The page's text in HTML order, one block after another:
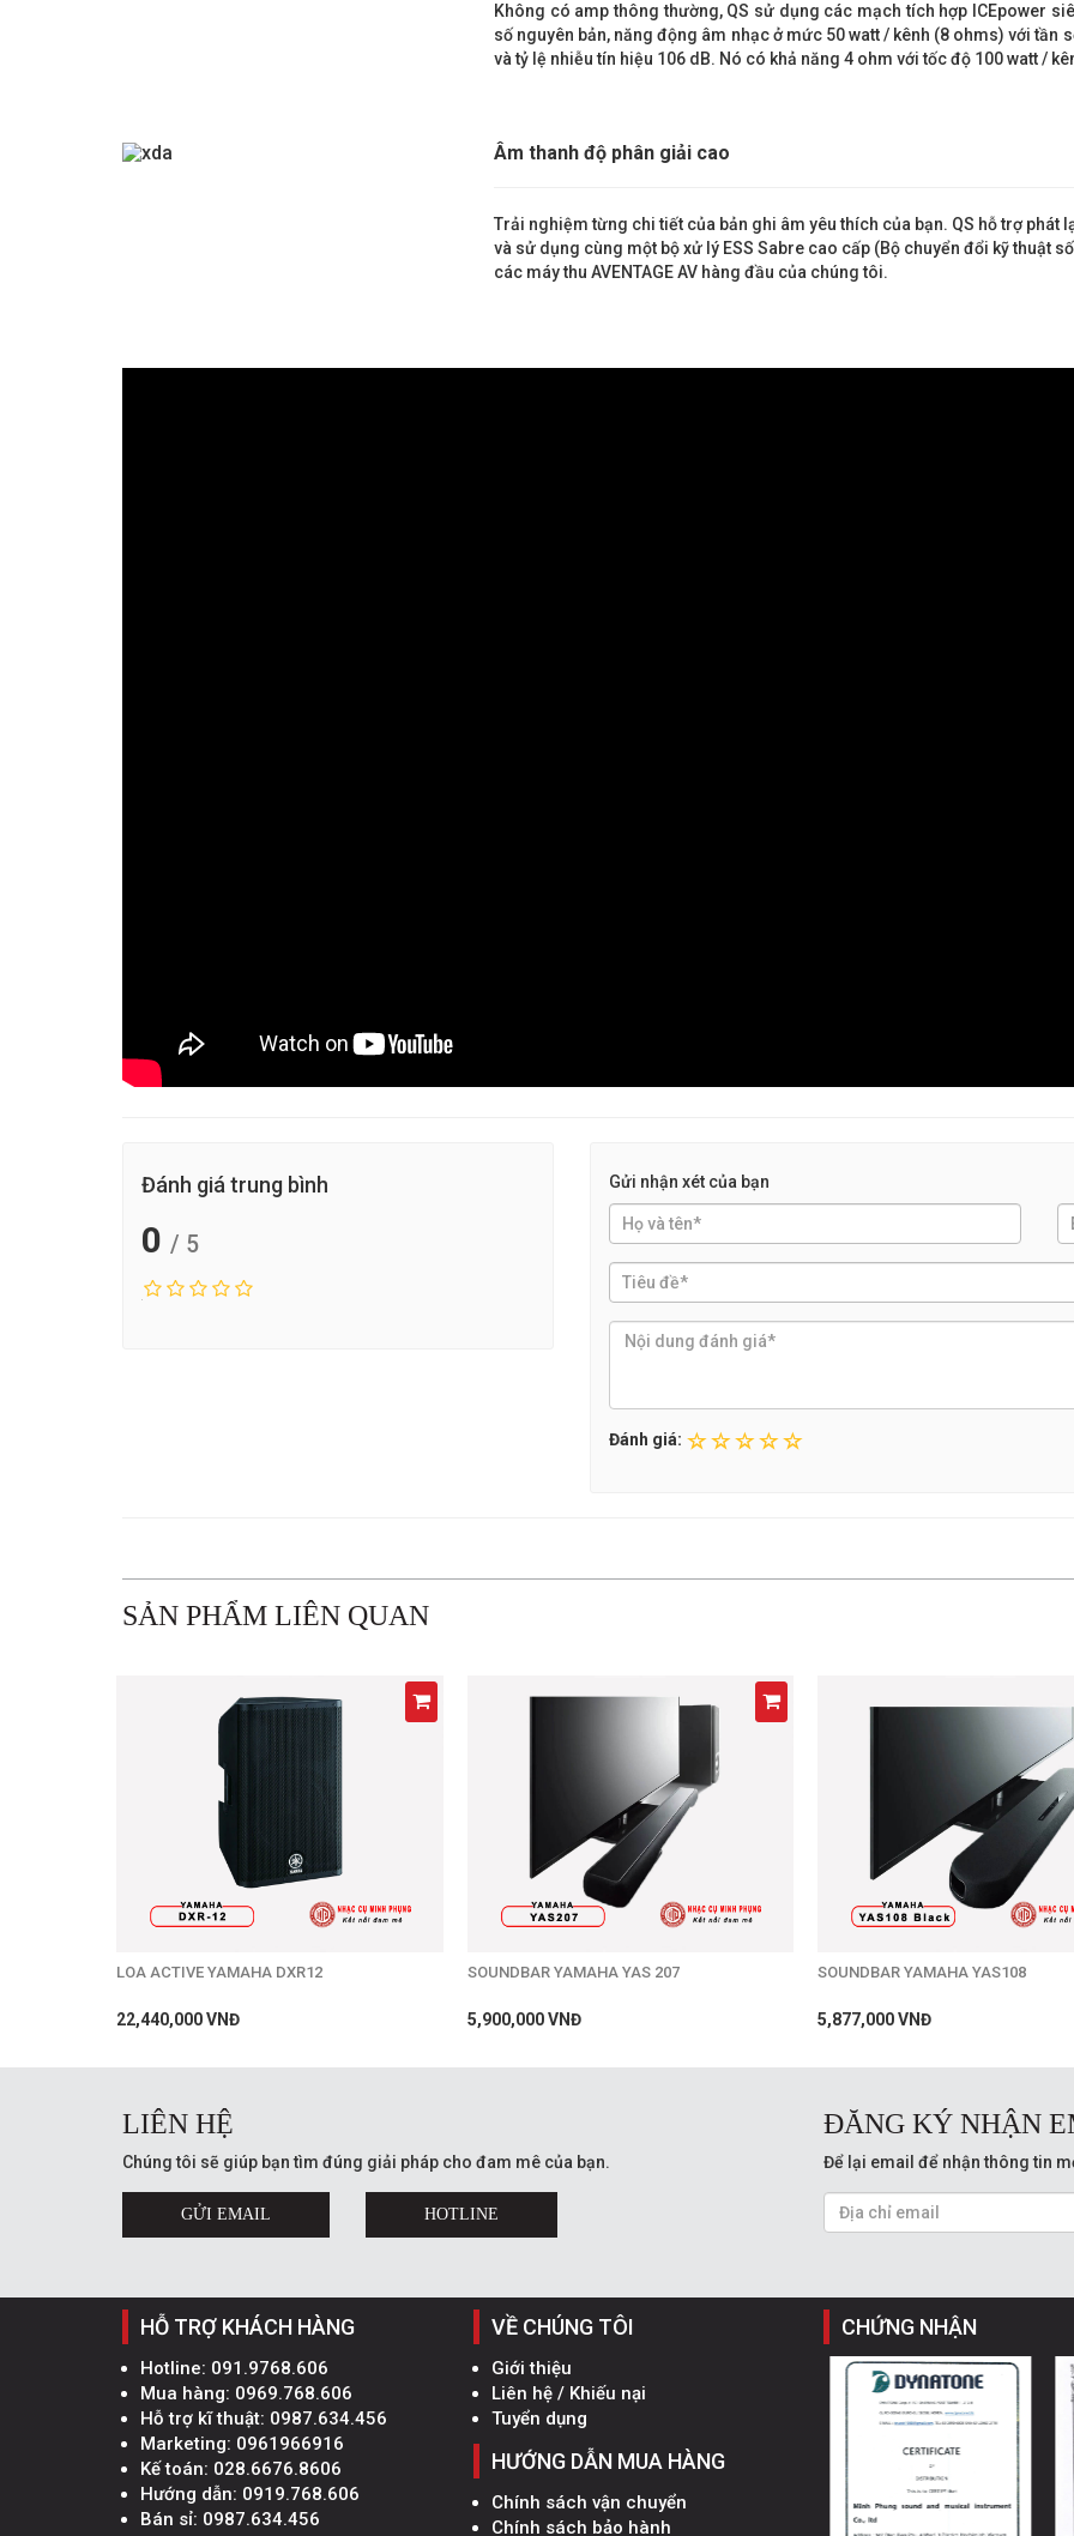
Không có amp thông thường, QS sử dụng các mạch tích hợp ICEpower
số nguyên bản, năng động âm nhạc ở mức 50 watt / kênh (8 ohms) với tần
và tỷ lệ nhiễu tín hiệu 106 dB. Nó có khả năng 4 ohm với tốc độ 100 watt /
Âm thanh độ phân giải cao
Trải nghiệm từng chi tiết của bản ghi âm yêu thích của bạn. QS hỗ trợ phát
và sử dụng cùng một bộ xử lý ESS Sabre cao cấp (Bộ chuyển đổi kỹ thuật
các máy thu AVENTAGE AV hàng đầu của chúng tôi.
Đánh giá trung bình
0 / 5
Gửi nhận xét của bạn
Đánh giá:
SẢN PHẨM LIÊN QUAN
LOA ACTIVE YAMAHA DXR12
22,440,000 VNĐ
SOUNDBAR YAMAHA YAS 207
5,900,000 VNĐ
SOUNDBAR YAMAHA YAS108
5,877,000 VNĐ
LIÊN HỆ
Chúng tôi sẽ giúp bạn tìm đúng giải pháp cho đam mê của bạn.
GỬI EMAIL HOTLINE
ĐĂNG KÝ NHẬN
Để lại email để nhận thông tin
HỖ TRỢ KHÁCH HÀNG
Hotline: 091.9768.606
Mua hàng: 0969.768.606
Hỗ trợ kĩ thuật: 0987.634.456
Marketing: 0961966916
Kế toán: 028.6676.8606
Hướng dẫn: 0919.768.606
Bán sỉ: 0987.634.456
VỀ CHÚNG TÔI
Giới thiệu
Liên hệ / Khiếu nại
Tuyển dụng
HƯỚNG DẪN MUA HÀNG
Chính sách vận chuyển
Chính sách bảo hành
CHỨNG NHẬN